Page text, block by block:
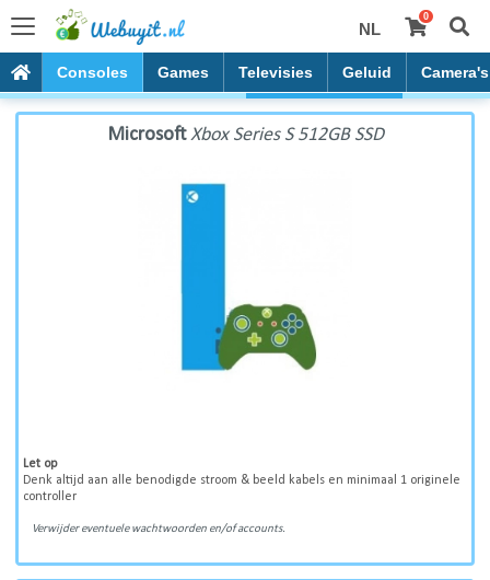
NL
0
Consoles Games Televisies Geluid Camera's
Microsoft Xbox Series S 512GB SSD
Microsoft Xbox Series S 512GB SSD
Let op
Denk altijd aan alle benodigde stroom & beeld kabels en minimaal 1 originele
controller
Verwijder eventuele wachtwoorden en/of accounts.